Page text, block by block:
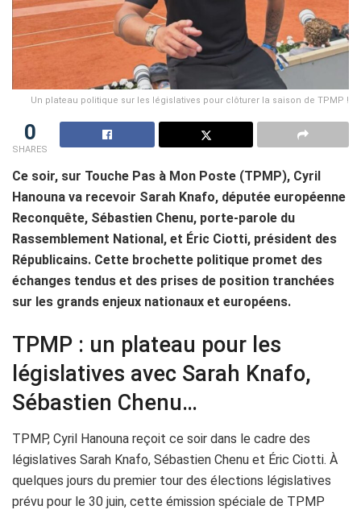
Un plateau politique sur les législatives pour clôturer la saison de TPMP !
0
SHARES
Ce soir, sur Touche Pas à Mon Poste (TPMP), Cyril
Hanouna va recevoir Sarah Knafo, députée européenne
Reconquête, Sébastien Chenu, porte-parole du
Rassemblement National, et Éric Ciotti, président des
Républicains. Cette brochette politique promet des
échanges tendus et des prises de position tranchées
sur les grands enjeux nationaux et européens.
TPMP : un plateau pour les
législatives avec Sarah Knafo,
Sébastien Chenu…
TPMP, Cyril Hanouna reçoit ce soir dans le cadre des
législatives Sarah Knafo, Sébastien Chenu et Éric Ciotti. À
quelques jours du premier tour des élections législatives
prévu pour le 30 juin, cette émission spéciale de TPMP